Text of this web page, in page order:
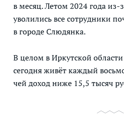
в месяц. Летом 2024 года из-
уволились все сотрудники
в городе Слюдянка.
В целом в Иркутской
сегодня живёт каждый
чей доход ниже 15,5 тысяч